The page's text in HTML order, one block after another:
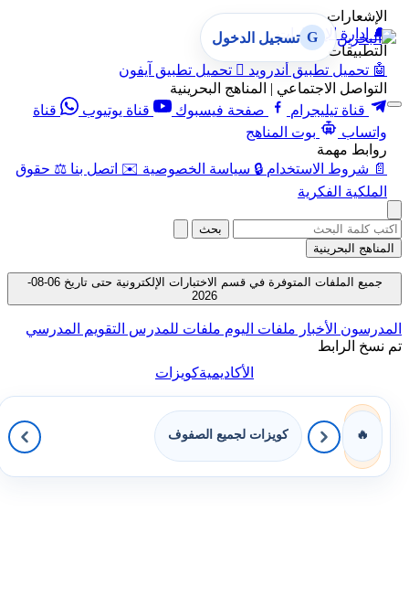
الإشعارات
🔔
إدارة الإشعارات
التطبيقات
🤖 تحميل تطبيق أندرويد  تحميل تطبيق آيفون
التواصل الاجتماعي | المناهج البحرينية
قناة تيليجرام
صفحة فيسبوك قناة يوتيوب
قناة
واتساب
بوت المناهج
روابط مهمة
📄 شروط الاستخدام 🔒 سياسة الخصوصية ✉️ اتصل بنا ⚖️ حقوق
الملكية الفكرية
G تسجيل الدخول
بحث
المناهج البحرينية
جميع الملفات المتوفرة في قسم الاختبارات الإلكترونية حتى تاريخ 06-08-
2026
المدرسون الأخبار ملفات اليوم ملفات للمدرس التقويم المدرسي
تم نسخ الرابط
الأكاديميةكويزات
🔥 كويزات لجميع الصفوف